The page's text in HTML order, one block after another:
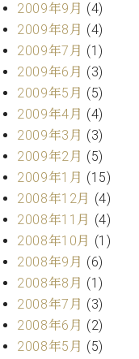
2009年9月 (4)
2009年8月 (4)
2009年7月 (1)
2009年6月 (3)
2009年5月 (5)
2009年4月 (4)
2009年3月 (3)
2009年2月 (5)
2009年1月 (15)
2008年12月 (4)
2008年11月 (4)
2008年10月 (1)
2008年9月 (6)
2008年8月 (1)
2008年7月 (3)
2008年6月 (2)
2008年5月 (5)